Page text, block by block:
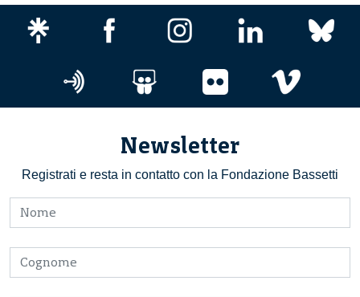
Newsletter
Registrati e resta in contatto con la Fondazione Bassetti